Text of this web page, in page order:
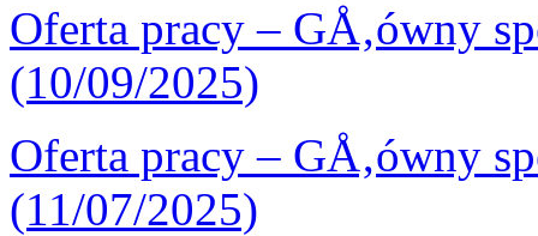
Oferta pracy – GÅ‚ówny
(10/09/2025)
Oferta pracy – GÅ‚ówny
(11/07/2025)